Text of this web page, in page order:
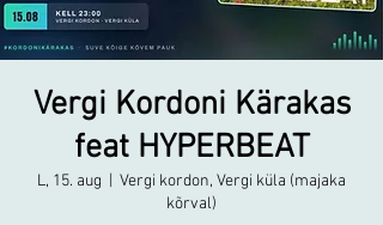
Vergi Kordoni Kärakas
feat HYPERBEAT
L, 15. aug
Vergi kordon, Vergi küla (majaka
kõrval)